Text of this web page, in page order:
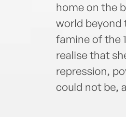
home on the
world beyond
famine of the
realise that
repression,
could not be,